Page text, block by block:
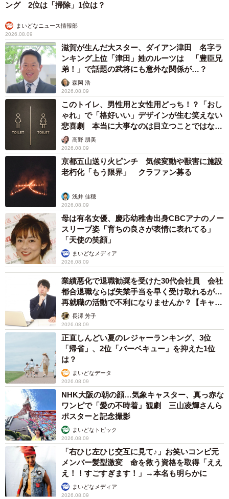
ング 2位は「掃除」1位は？
まいどなニュース情報部
2026.08.09
滋賀が生んだ大スター、ダイアン津田 名字ラ
ンキング上位「津田」姓のルーツは 「豊臣兄
弟！」で話題の武将にも意外な関係が…？
森岡 浩
2026.08.09
このトイレ、男性用と女性用どっち！？「おし
ゃれ」で「格好いい」デザインが生む笑えない
悲喜劇 本当に大事なのは目立つことではな
く…高野 朋美
2026.08.09
京都五山送り火ピンチ 気候変動や獣害に施設
老朽化「もう限界」 クラファン募る
浅井 佳穂
2026.08.09
母は有名女優、慶応幼稚舎出身CBCアナのノー
スリーブ姿「育ちの良さが表情に表れてる」
「天使の笑顔」
まいどなメディア
2026.08.09
業績悪化で退職勧奨を受けた30代会社員 会社
都合退職ならば失業手当を早く受け取れるが…
再就職の活動で不利になりませんか？【キャリ
アカウンセラーが解説】
長澤 芳子
2026.08.09
正直しんどい夏のレジャーランキング、3位
「帰省」、2位「バーベキュー」を抑えた1位
は？
まいどなデータ
2026.08.09
NHK大阪の朝の顔…気象キャスター、真っ赤な
ワンピで「愛の不時着」観劇 三山凌輝さんら
ポスターと記念撮影
まいどなトピック
2026.08.09
「右ひじ左ひじ交互に見て♪」お笑いコンビ元
メンバー髪型激変 命を救う資格を取得「ええ
え！！すごすぎます！」→本名も明らかに
まいどなメディア
2026.08.09